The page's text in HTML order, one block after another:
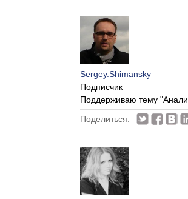
Sergey.Shimansky
Подписчик
Поддерживаю тему
Поделиться: